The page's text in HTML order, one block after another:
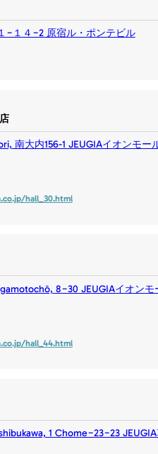
−１４−2 原宿ル・ポンテビル
南大内156-1 JEUGIAイオンモー
hall_30.html
8−30 JEUGIAイオンモ
hall_44.html
1 Chome−23−23